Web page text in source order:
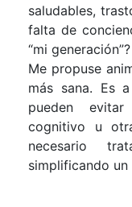
saludables,
falta de
“mi generación”?
Me propuse
más sana. Es
pueden
cognitivo u
necesario
simplificando